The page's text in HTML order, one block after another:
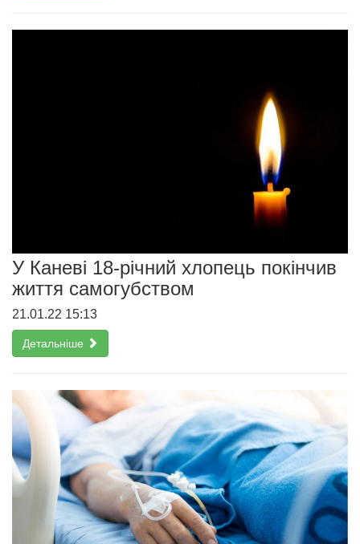
У Каневі 18-річний хлопець покінчив
життя самогубством
21.01.22 15:13
Детальніше